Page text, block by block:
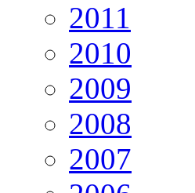
2011
2010
2009
2008
2007